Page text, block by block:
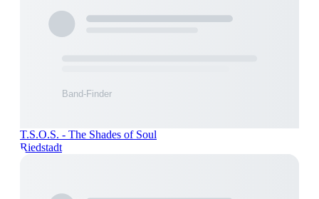
T.S.O.S. - The Shades of Soul
Riedstadt